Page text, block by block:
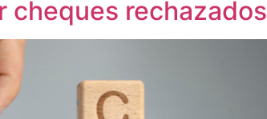
cheques rechazados